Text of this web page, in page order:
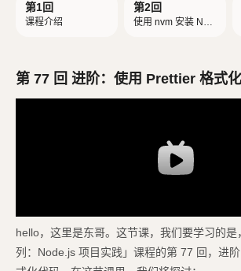
第1回
课程介绍
第2回
使用 nvm 安装 Nod
第 77 回 进阶：使用 Prettier 格式
hello，这里是东哥。这节课，我们要学习的是
列：Node.js 项目实践」课程的第 77 回，进